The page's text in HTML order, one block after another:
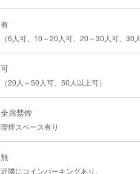
有
（6人可、10～20人可、20～30人可、30
可
（20人～50人可、50人以上可）
全席禁煙
喫煙スペース有り
無
近隣にコインパーキングあり。